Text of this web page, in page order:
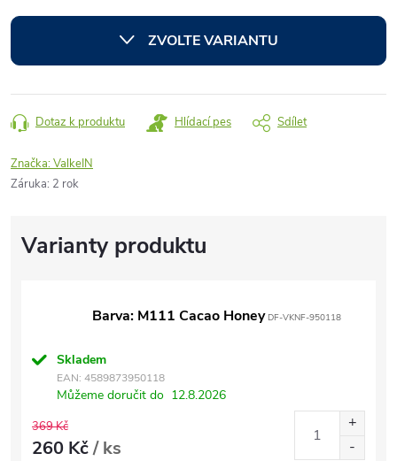
cena:
ZVOLTE VARIANTU
Dotaz k produktu Hlídací pes Sdílet
Značka:ValkeIN
Záruka: 2 rok
Barva: M111 Cacao HoneyDF-VKNF-950118
Skladem
EAN: 4589873950118
Můžeme doručit do 12.8.2026
369 Kč
260 Kč/ ks